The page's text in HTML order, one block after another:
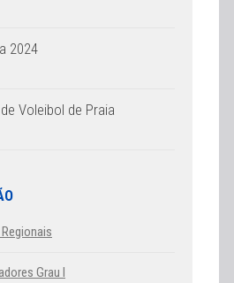
2024
Voleibol de Praia
Grau I